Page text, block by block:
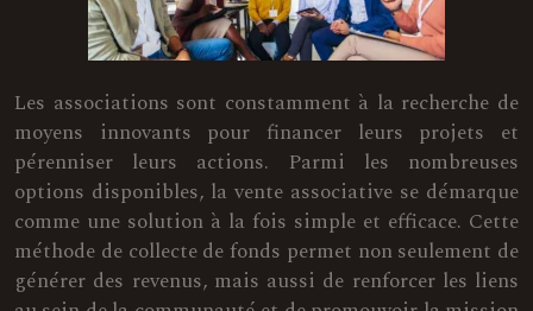
Les associations sont constamment à la recherche de
moyens innovants pour financer leurs projets et
pérenniser leurs actions. Parmi les nombreuses
options disponibles, la vente associative se démarque
comme une solution à la fois simple et efficace. Cette
méthode de collecte de fonds permet non seulement de
générer des revenus, mais aussi de renforcer les liens